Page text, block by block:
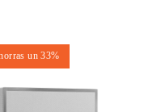
un 33%